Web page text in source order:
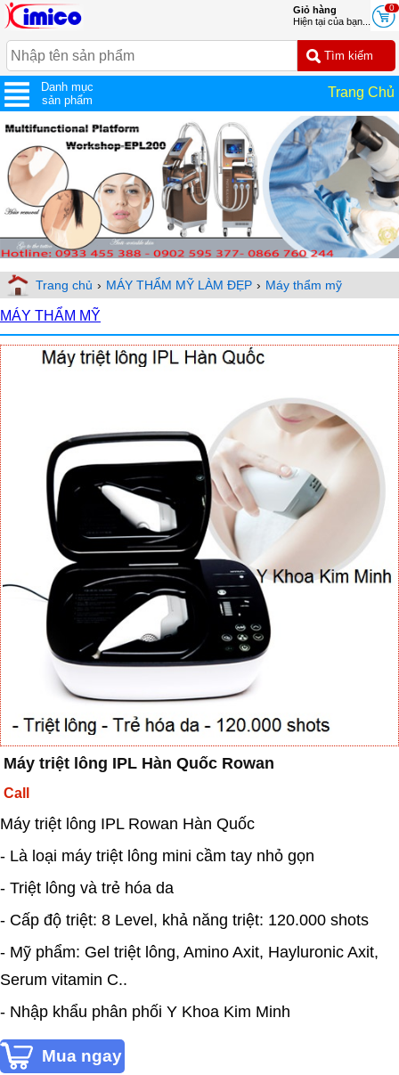
0
Giỏ hàng
Hiện tại của bạn...
Danh mục
sản phẩm
Trang Chủ
Trang chủ › MÁY THẨM MỸ LÀM ĐẸP › Máy thẩm mỹ
MÁY THẨM MỸ
Máy triệt lông IPL Hàn Quốc Rowan
Call
Máy triệt lông IPL Rowan Hàn Quốc
- Là loại máy triệt lông mini cầm tay nhỏ gọn
- Triệt lông và trẻ hóa da
- Cấp độ triệt: 8 Level, khả năng triệt: 120.000 shots
- Mỹ phẩm: Gel triệt lông, Amino Axit, Hayluronic Axit,
Serum vitamin C..
- Nhập khẩu phân phối Y Khoa Kim Minh